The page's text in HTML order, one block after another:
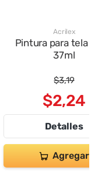
Acrilex
Pintura para tela
37ml
$3,19
$2,24
Detalles
Agregar